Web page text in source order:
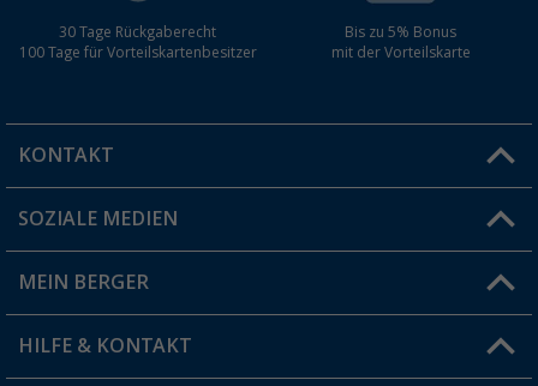
30 Tage Rückgaberecht
100 Tage für Vorteilskartenbesitzer
Bis zu 5% Bonus
mit der Vorteilskarte
KONTAKT
Du hast eine Frage?
Filiale finden
SOZIALE MEDIEN
MEIN BERGER
Vorteilskarte
HILFE & KONTAKT